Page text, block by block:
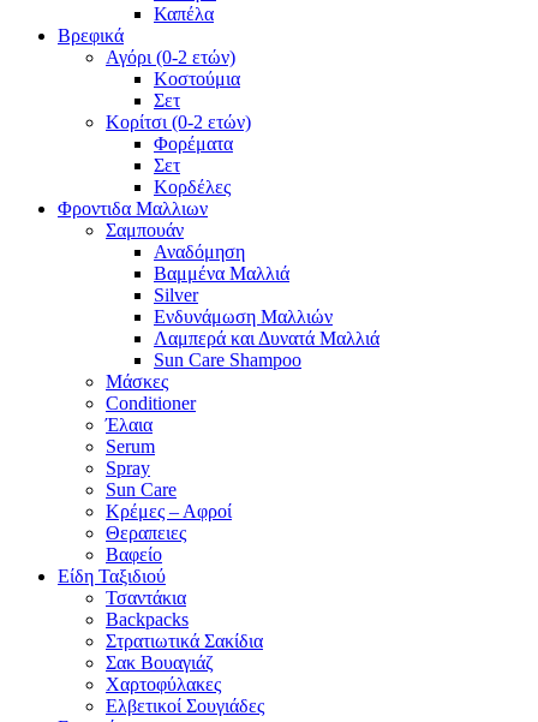
Καπέλα
Βρεφικά
Αγόρι (0-2 ετών)
Κοστούμια
Σετ
Κορίτσι (0-2 ετών)
Φορέματα
Σετ
Κορδέλες
Φροντιδα Μαλλιων
Σαμπουάν
Αναδόμηση
Βαμμένα Μαλλιά
Silver
Ενδυνάμωση Μαλλιών
Λαμπερά και Δυνατά Μαλλιά
Sun Care Shampoo
Μάσκες
Conditioner
Έλαια
Serum
Spray
Sun Care
Κρέμες – Αφροί
Θεραπειες
Βαφείο
Είδη Ταξιδιού
Τσαντάκια
Backpacks
Στρατιωτικά Σακίδια
Σακ Βουαγιάζ
Χαρτοφύλακες
Ελβετικοί Σουγιάδες